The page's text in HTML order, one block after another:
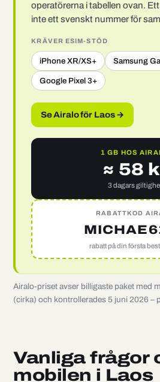
operatörerna i tabellen ovan.
inte ett svenskt nummer för
KRÄVER ESIM-STÖD
iPhone XR/XS+ Samsung
Google Pixel 3+
Se Airalo för Laos →
1 GB HOS
≈ 58
3 dagars
RABATTKOD
rabatt på din första
Airalo-priset avser billigaste paket med
(cirka) och kontrollerades 5 juni 2026 –
Vanliga frågor
mobilen i Laos